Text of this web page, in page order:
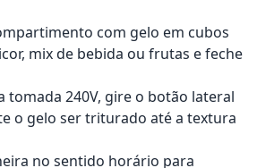
com gelo em cubos
mix de bebida ou frutas e feche
tomada 240V, gire o botão lateral
o gelo ser triturado até a textura
no sentido horário para